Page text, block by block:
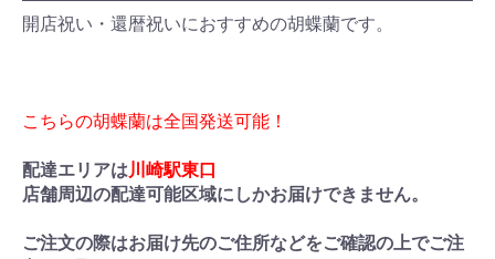
開店祝い・還暦祝いにおすすめの胡蝶蘭です。
こちらの胡蝶蘭は全国発送可能！
配達エリアは川崎駅東口
店舗周辺の配達可能区域にしかお届けできません。
ご注文の際はお届け先のご住所などをご確認の上でご注